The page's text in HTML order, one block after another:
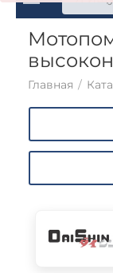
Главная /